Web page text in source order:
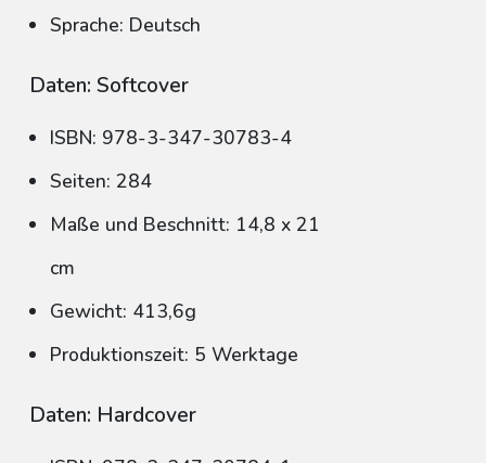
Sprache: Deutsch
Daten: Softcover
ISBN: 978-3-347-30783-4
Seiten: 284
Maße und Beschnitt: 14,8 x 21
cm
Gewicht: 413,6g
Produktionszeit: 5 Werktage
Daten: Hardcover